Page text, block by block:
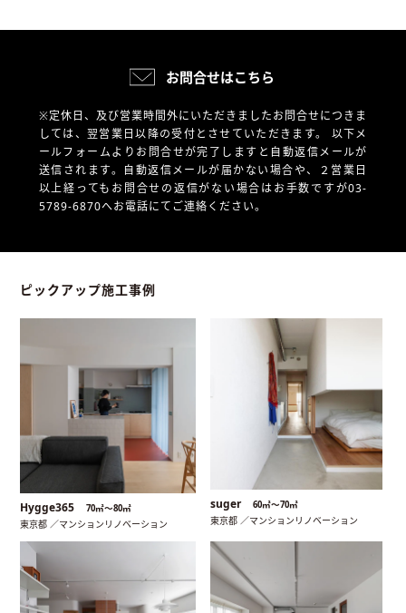
お問合せはこちら
※定休日、及び営業時間外にいただきましたお問合せにつきま
しては、翌営業日以降の受付とさせていただきます。 以下メ
ールフォームよりお問合せが完了しますと自動返信メールが
送信されます。自動返信メールが届かない場合や、
２営業日
以上経ってもお問合せの返信がない場合はお手数ですが03-
5789-6870へお電話にてご連絡ください。
ピックアップ施工事例
Hygge365 70㎡〜80㎡
東京都 ／マンションリノベーション
suger 60㎡〜70㎡
東京都 ／マンションリノベーション